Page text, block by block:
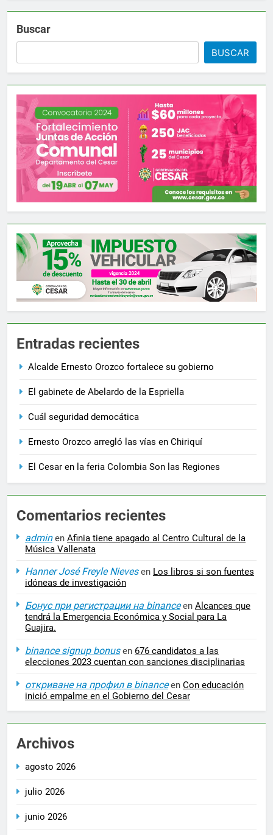
Buscar
BUSCAR
Entradas recientes
Alcalde Ernesto Orozco fortalece su gobierno
El gabinete de Abelardo de la Espriella
Cuál seguridad democática
Ernesto Orozco arregló las vías en Chiriquí
El Cesar en la feria Colombia Son las Regiones
Comentarios recientes
adminen Afinia tiene apagado al Centro Cultural de la
Música Vallenata
Hanner José Freyle Nievesen Los libros si son fuentes
idóneas de investigación
Бонус при регистрации на binanceen Alcances que
tendrá la Emergencia Económica y Social para La
Guajira.
binance signup bonusen 676 candidatos a las
elecciones 2023 cuentan con sanciones disciplinarias
откриване на профил в binanceen Con educación
inició empalme en el Gobierno del Cesar
Archivos
agosto 2026
julio 2026
junio 2026